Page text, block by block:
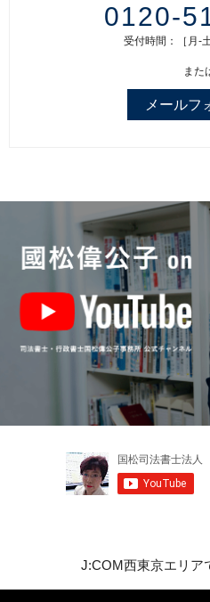
0120-
受付時間：［月-
また
メールフ
J:COM西東京エリア